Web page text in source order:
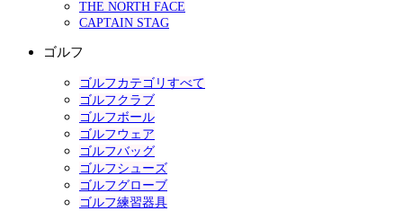
THE NORTH FACE
CAPTAIN STAG
ゴルフ
ゴルフカテゴリすべて
ゴルフクラブ
ゴルフボール
ゴルフウェア
ゴルフバッグ
ゴルフシューズ
ゴルフグローブ
ゴルフ練習器具